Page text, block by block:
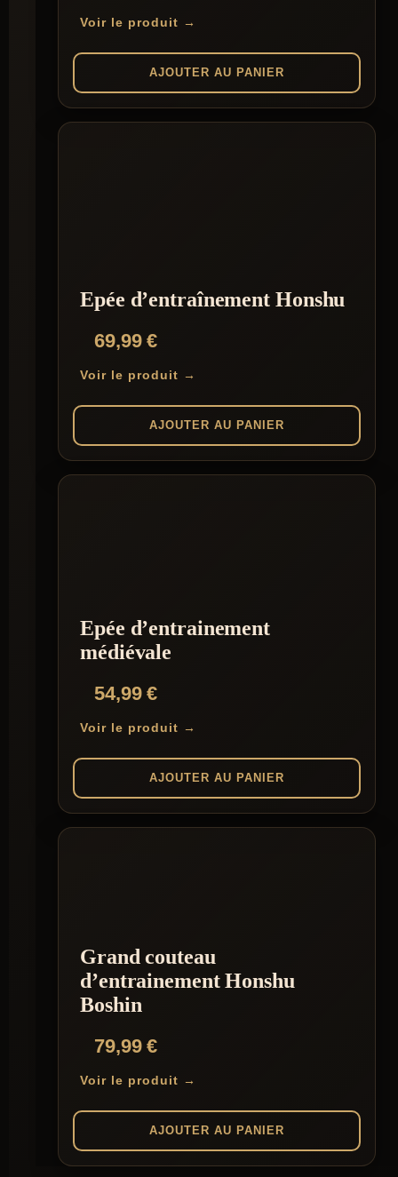
Voir le produit →
AJOUTER AU PANIER
Epée d’entraînement Honshu
69,99€
Voir le produit →
AJOUTER AU PANIER
Epée d’entrainement
médiévale
54,99€
Voir le produit →
AJOUTER AU PANIER
Grand couteau
d’entrainement Honshu
Boshin
79,99€
Voir le produit →
AJOUTER AU PANIER